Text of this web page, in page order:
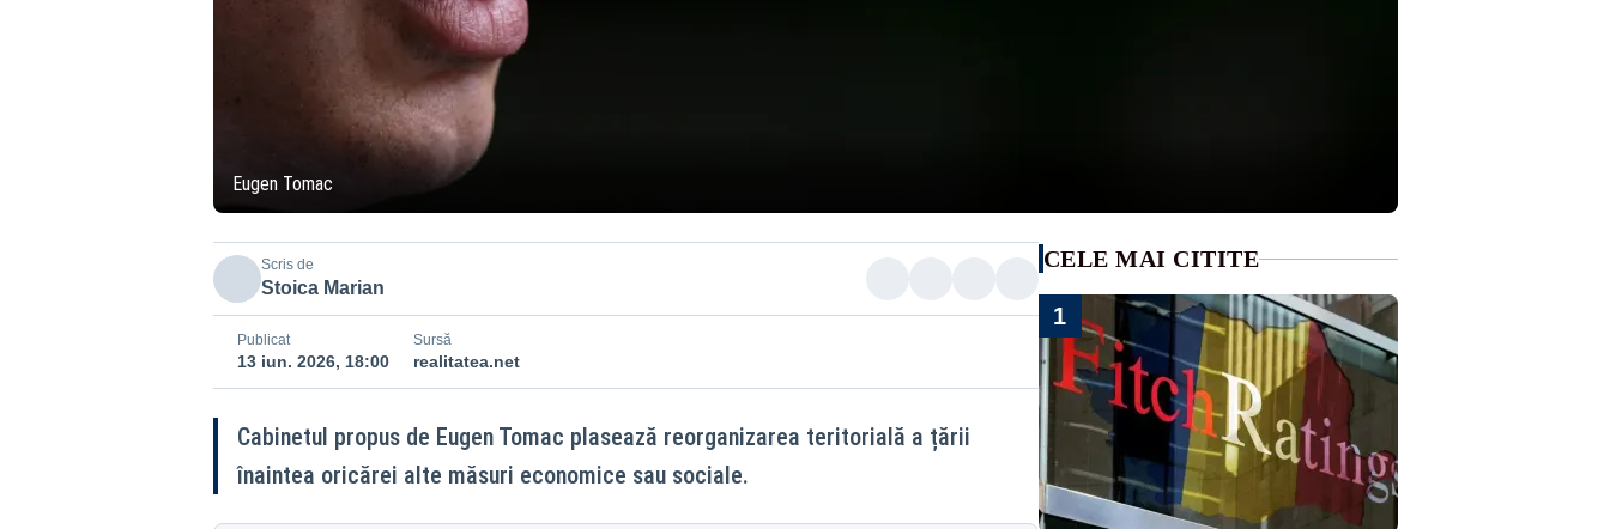
Eugen Tomac
Scris de
Stoica Marian
Publicat
13 iun. 2026, 18:00
Sursă
realitatea.net
Cabinetul propus de Eugen Tomac plasează reorganizarea teritorială a țării
înaintea oricărei alte măsuri economice sau sociale.
CELE MAI CITITE
1